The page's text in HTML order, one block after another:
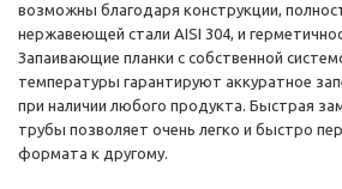
возможны благодаря конструкции,
нержавеющей стали AISI 304, и
Запаивающие планки с собственной
температуры гарантируют аккуратное
при наличии любого продукта. Быстрая
трубы позволяет очень легко и быстро
формата к другому.